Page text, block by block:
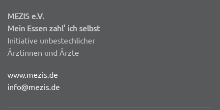
MEZIS e.V.
Mein Essen zahl' ich selbst
Initiative unbestechlicher
Ärztinnen und Ärzte
www.mezis.de
info@mezis.de